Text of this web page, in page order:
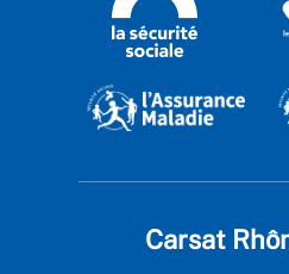
Carsat